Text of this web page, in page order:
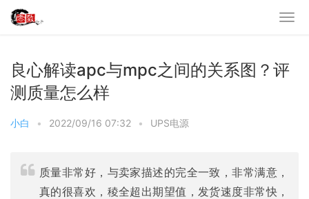
良心解读apc与mpc之间的关系图？评
测质量怎么样
小白 • 2022/09/16 07:32 • UPS电源
质量非常好，与卖家描述的完全一致，非常满意，
真的很喜欢，稜全超出期望值，发货速度非常快，